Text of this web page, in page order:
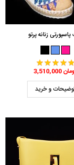
زنانه پرتو
تومان
و خرید